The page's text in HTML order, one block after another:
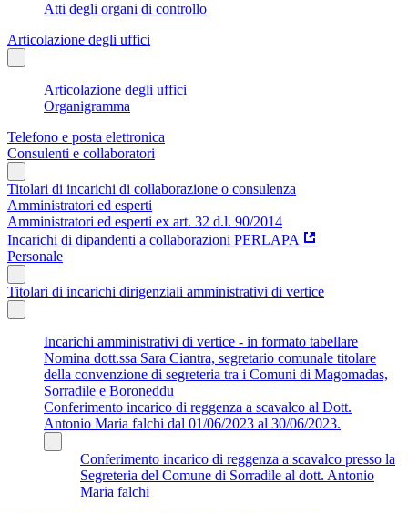
Atti degli organi di controllo
Articolazione degli uffici
Articolazione degli uffici
Organigramma
Telefono e posta elettronica
Consulenti e collaboratori
Titolari di incarichi di collaborazione o consulenza
Amministratori ed esperti
Amministratori ed esperti ex art. 32 d.l. 90/2014
Incarichi di dipandenti a collaborazioni PERLAPA
Personale
Titolari di incarichi dirigenziali amministrativi di vertice
Incarichi amministrativi di vertice - in formato tabellare
Nomina dott.ssa Sara Ciantra, segretario comunale titolare
della convenzione di segreteria tra i Comuni di Magomadas,
Sorradile e Boroneddu
Conferimento incarico di reggenza a scavalco al Dott.
Antonio Maria falchi dal 01/06/2023 al 30/06/2023.
Conferimento incarico di reggenza a scavalco presso la
Segreteria del Comune di Sorradile al dott. Antonio
Maria falchi